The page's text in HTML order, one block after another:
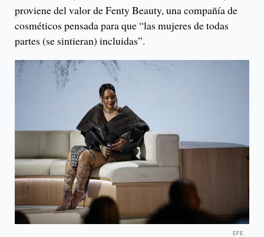
proviene del valor de Fenty Beauty, una compañía de
cosméticos pensada para que “las mujeres de todas
partes (se sintieran) incluidas”.
EFE